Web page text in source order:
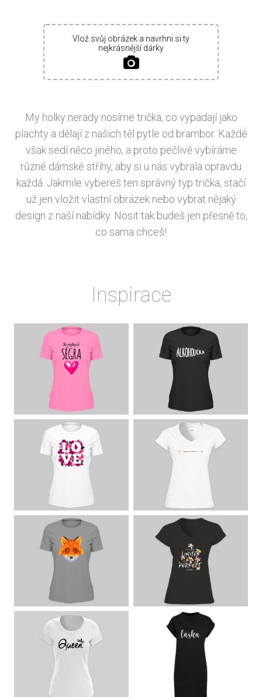
Vlož svůj obrázek a navrhni si ty
nejkrásnější dárky
My holky nerady nosíme trička, co vypadají jako
plachty a dělají z našich těl pytle od brambor. Každé
však sedí něco jiného, a proto pečlivě vybíráme
různé dámské střihy, aby si u nás vybrala opravdu
každá. Jakmile vybereš ten správný typ trička, stačí
už jen vložit vlastní obrázek nebo vybrat nějaký
design z naší nabídky. Nosit tak budeš jen přesně to,
co sama chceš!
Inspirace